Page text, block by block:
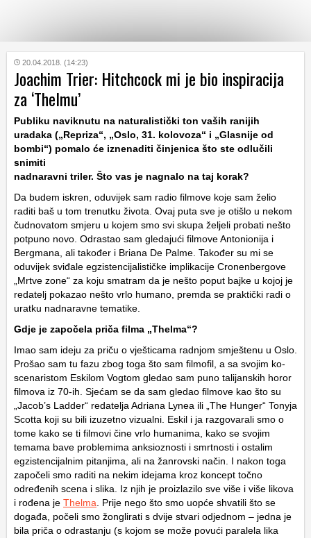
KATEGORIJE
HRVATSKI
20.04.2018. (14:23)
Joachim Trier: Hitchcock mi je bio inspiracija
za ‘Thelmu’
Publiku naviknutu na naturalistički ton vaših ranijih
uradaka („Repriza“, „Oslo, 31. kolovoza“ i „Glasnije od
bombi“) pomalo će iznenaditi činjenica što ste odlučili
snimiti
nadnaravni triler. Što vas je nagnalo na taj korak?
Da budem iskren, oduvijek sam radio filmove koje sam želio
raditi baš u tom trenutku života. Ovaj puta sve je otišlo u nekom
čudnovatom smjeru u kojem smo svi skupa željeli probati nešto
potpuno novo. Odrastao sam gledajući filmove Antonionija i
Bergmana, ali također i Briana De Palme. Također su mi se
oduvijek sviđale egzistencijalističke implikacije Cronenbergove
„Mrtve zone“ za koju smatram da je nešto poput bajke u kojoj je
redatelj pokazao nešto vrlo humano, premda se praktički radi o
uratku nadnaravne tematike.
Gdje je započela priča filma „Thelma“?
Imao sam ideju za priču o vješticama radnjom smještenu u Oslo.
Prošao sam tu fazu zbog toga što sam filmofil, a sa svojim ko-
scenaristom Eskilom Vogtom gledao sam puno talijanskih horor
filmova iz 70-ih. Sjećam se da sam gledao filmove kao što su
„Jacob’s Ladder“ redatelja Adriana Lynea ili „The Hunger“ Tonyja
Scotta koji su bili izuzetno vizualni. Eskil i ja razgovarali smo o
tome kako se ti filmovi čine vrlo humanima, kako se svojim
temama bave problemima anksioznosti i smrtnosti i ostalim
egzistencijalnim pitanjima, ali na žanrovski način. I nakon toga
započeli smo raditi na nekim idejama kroz koncept točno
određenih scena i slika. Iz njih je proizlazilo sve više i više likova
i rođena je Thelma . Prije nego što smo uopće shvatili što se
događa, počeli smo žonglirati s dvije stvari odjednom – jedna je
bila priča o odrastanju (s kojom se može povući paralela lika